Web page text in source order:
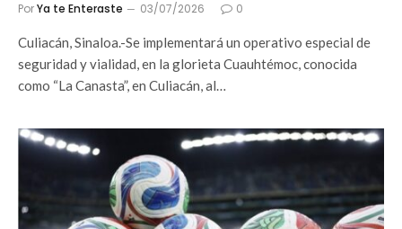
PorYa te Enteraste 03/07/2026 0
Culiacán, Sinaloa.-Se implementará un operativo especial de
seguridad y vialidad, en la glorieta Cuauhtémoc, conocida
como “La Canasta”, en Culiacán, al…